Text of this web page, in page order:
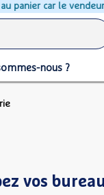
n'est pas en
nous ?
vos